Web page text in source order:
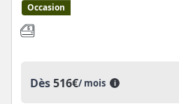
Occasion
Dès516€/ mois i